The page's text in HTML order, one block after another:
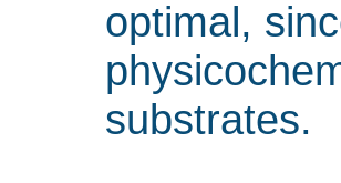
optimal,
substrates.